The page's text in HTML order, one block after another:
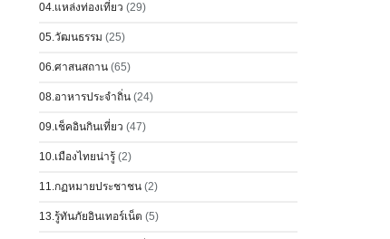
04.แหล่งท่องเที่ยว (29)
05.วัฒนธรรม (25)
06.ศาสนสถาน (65)
08.อาหารประจำถิ่น (24)
09.เช็คอินกินเที่ยว (47)
10.เมืองไทยน่ารู้ (2)
11.กฏหมายประชาชน (2)
13.รู้ทันภัยอินเทอร์เน็ต (5)